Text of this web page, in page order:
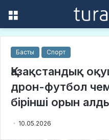
Басты Спорт
Қазақстандық
дрон-футбол
бірінші орын
10.05.2026